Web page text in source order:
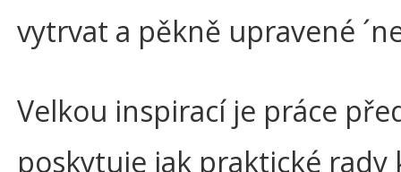
vytrvat a pěkně upravené
Velkou inspirací je práce
poskytuje jak praktické